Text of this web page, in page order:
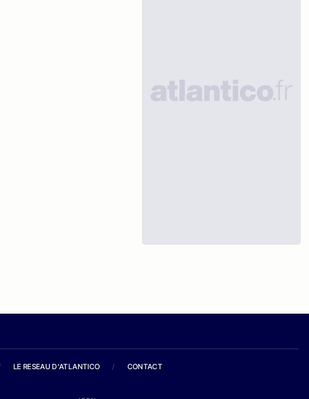
LE RESEAU D'ATLANTICO / CONTACT